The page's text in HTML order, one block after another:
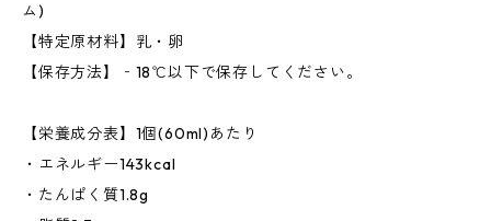
ム)
【特定原材料】乳・卵
【保存方法】‐18℃以下で保存してください。
【栄養成分表】1個(60ml)あたり
・エネルギー143kcal
・たんぱく質1.8g